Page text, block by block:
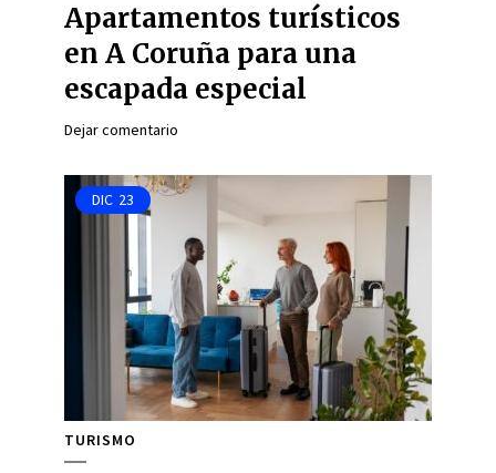
Apartamentos turísticos
en A Coruña para una
escapada especial
Dejar comentario
DIC 23
TURISMO